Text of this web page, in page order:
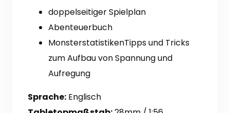
doppelseitiger Spielplan
Abenteuerbuch
MonsterstatistikenTipps und Tricks
zum Aufbau von Spannung und
Aufregung
Sprache: Englisch